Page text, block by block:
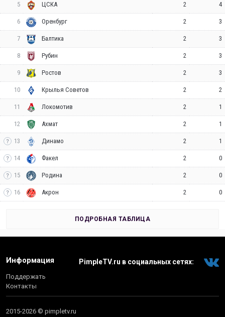
5 ЦСКА 2 4
6 Оренбург 2 3
7 Балтика 2 3
8 Рубин 2 3
9 Ростов 2 3
10 Крылья Советов 2 2
11 Локомотив 2 1
12 Ахмат 2 1
13 Динамо 2 1
14 Факел 2 0
15 Родина 2 0
16 Акрон 2 0
ПОДРОБНАЯ ТАБЛИЦА
Информация
Поддержать
Контакты
PimpleTV.ru в социальных сетях:
2015-2026 © pimpletv.ru